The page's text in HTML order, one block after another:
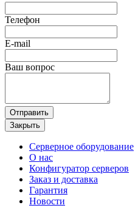
Телефон
E-mail
Ваш вопрос
Отправить
Закрыть
Серверное оборудование
О нас
Конфигуратор серверов
Заказ и доставка
Гарантия
Новости